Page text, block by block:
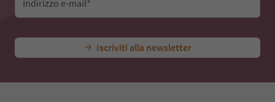
Indirizzo e-mail*
Iscriviti alla newsletter